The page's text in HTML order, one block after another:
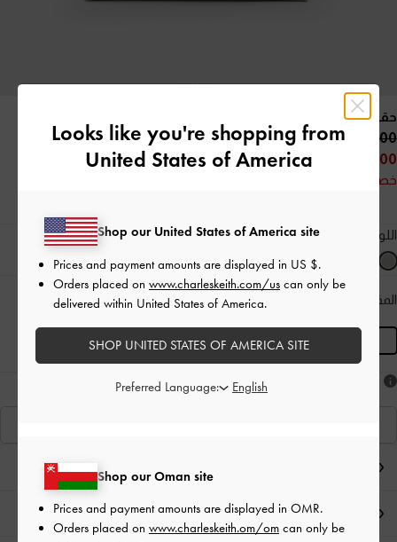
حقيبة هوبو هيرثا ترابيز واسعة
58.00 OMR
40.00 OMR
خصم 31%
اللون:
المقاس: المنتج غير متوفر حاليًا دليل المقاسات
هل أعجبكَ ما رأيت؟
تفاصيل المنتج وتعليمات العناية
Looks like you're shopping from
United States of America
Shop our Oman site
Prices and payment amounts are displayed in OMR.
Orders placed on www.charleskeith.om/om can only be
Shop our United States of America site
Prices and payment amounts are displayed in US $.
Orders placed on www.charleskeith.com/us can only be
delivered within United States of America.
SHOP UNITED STATES OF AMERICA SITE
Preferred Language: